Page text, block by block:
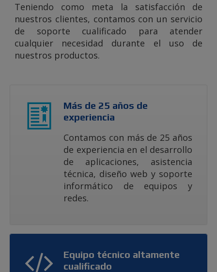
Teniendo como meta la satisfacción de
nuestros clientes, contamos con un servicio
de soporte cualificado para atender
cualquier necesidad durante el uso de
nuestros productos.
Más de 25 años de
experiencia
Contamos con más de 25 años
de experiencia en el desarrollo
de aplicaciones, asistencia
técnica, diseño web y soporte
informático de equipos y
redes.
Equipo técnico altamente
cualificado